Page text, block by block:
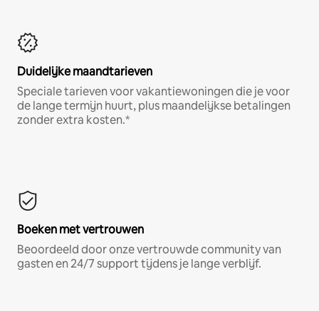
Duidelijke maandtarieven
Speciale tarieven voor vakantiewoningen die je voor
de lange termijn huurt, plus maandelijkse betalingen
zonder extra kosten.*
Boeken met vertrouwen
Beoordeeld door onze vertrouwde community van
gasten en 24/7 support tijdens je lange verblijf.